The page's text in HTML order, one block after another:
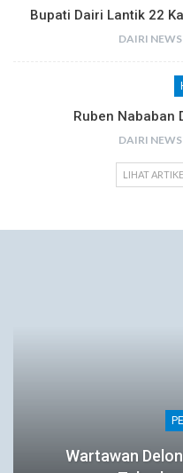
Bupati Dairi Lantik 22
DAIRI NEWS
Ruben Nababan
DAIRI NEWS
LIHAT
Wartawan